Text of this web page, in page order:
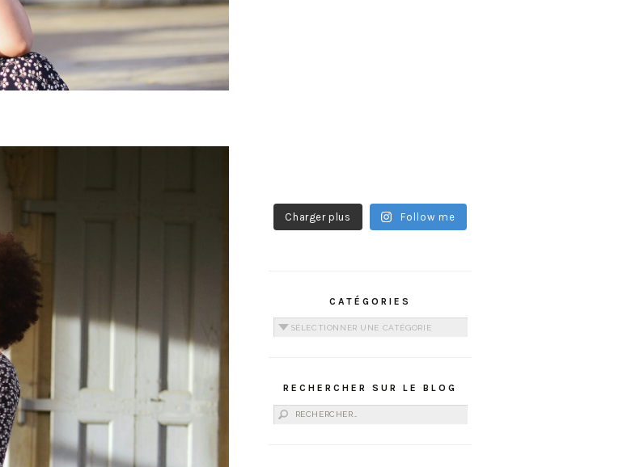
Charger plus Follow me
CATÉGORIES
Catégories
RECHERCHER SUR LE BLOG
Rechercher :